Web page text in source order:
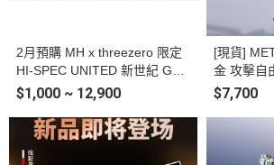
2月預購 MH x threezero 限定
HI-SPEC UNITED 新世紀 GPX
閃電霹靂車 阿斯拉 G.S.X RS S
示盒
$1,000 ~ 12,900
[現貨] METAL BUILD MB 超合
金 攻擊自
塗裝完成
$7,700